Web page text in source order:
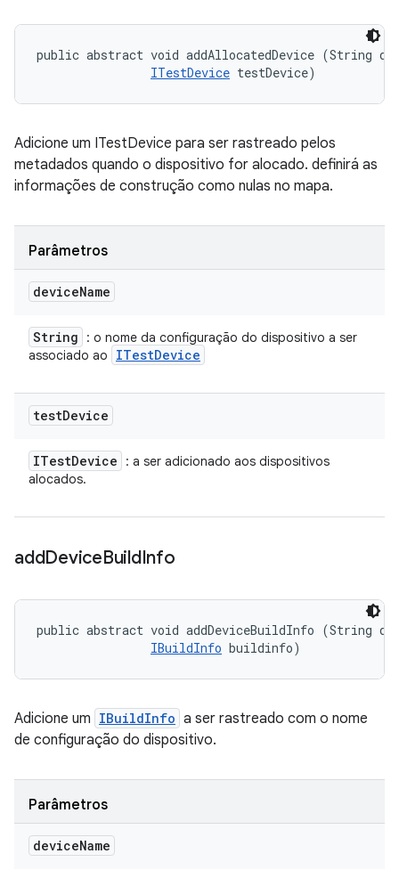
public abstract void addAllocatedDevice (String
ITestDevice testDevice)
Adicione um ITestDevice para ser rastreado pelos
metadados quando o dispositivo for alocado. definirá as
informações de construção como nulas no mapa.
Parâmetros
deviceName
String
: o nome da configuração do dispositivo a ser
associado ao
ITestDevice
testDevice
ITestDevice
: a ser adicionado aos dispositivos
alocados.
addDeviceBuildInfo
public abstract void addDeviceBuildInfo (String
IBuildInfo buildinfo)
Adicione um IBuildInfo a ser rastreado com o nome
de configuração do dispositivo.
Parâmetros
deviceName